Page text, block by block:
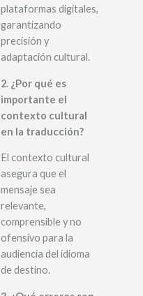
plataformas digitales,
garantizando
precisión y
adaptación cultural.
2. ¿Por qué es
importante el
contexto cultural
en la traducción?
El contexto cultural
asegura que el
mensaje sea
relevante,
comprensible y no
ofensivo para la
audiencia del idioma
de destino.